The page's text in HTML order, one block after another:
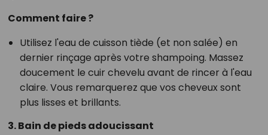
Comment faire ?
Utilisez l'eau de cuisson tiède (et non salée) en
dernier rinçage après votre shampoing. Massez
doucement le cuir chevelu avant de rincer à l'eau
claire. Vous remarquerez que vos cheveux sont
plus lisses et brillants.
3. Bain de pieds adoucissant